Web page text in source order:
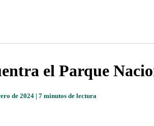
el Parque
de 2024 | 7 minutos de lectura